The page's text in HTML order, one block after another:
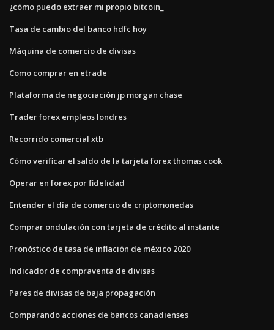
¿cómo puedo extraer mi propio bitcoin_
Tasa de cambio del banco hdfc hoy
Máquina de comercio de divisas
Como comprar en etrade
Plataforma de negociación jp morgan chase
Trader forex empleos londres
Recorrido comercial xtb
Cómo verificar el saldo de la tarjeta forex thomas cook
Operar en forex por fidelidad
Entender el día de comercio de criptomonedas
Comprar ondulación con tarjeta de crédito al instante
Pronóstico de tasa de inflación de méxico 2020
Indicador de compraventa de divisas
Pares de divisas de baja propagación
Comparando acciones de bancos canadienses